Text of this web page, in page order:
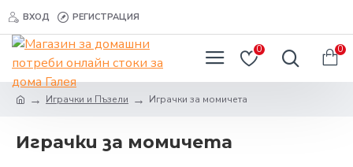
ВХОД РЕГИСТРАЦИЯ
0 0
Играчки и Пъзели Играчки за момичета
Играчки за момичета